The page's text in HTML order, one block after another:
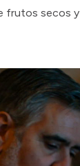
frutos secos y